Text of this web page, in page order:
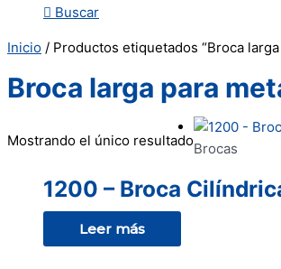
Buscar
Inicio / Productos etiquetados “Broca
Broca larga para
Mostrando el único resultadoBrocas
1200 – Broca
Leer más